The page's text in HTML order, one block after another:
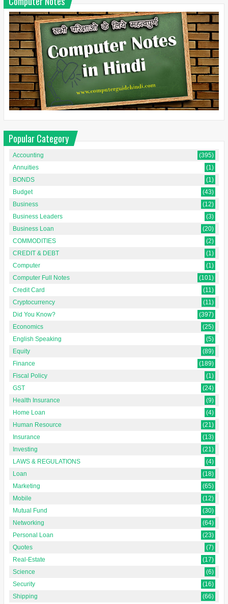
Popular Category
Accounting
(395)
Annuities
(1)
BONDS
(1)
Budget
(43)
Business
(12)
Business Leaders
(3)
Business Loan
(20)
COMMODITIES
(2)
CREDIT & DEBT
(1)
Computer
(1)
Computer Full Notes
(101)
Credit Card
(11)
Cryptocurrency
(11)
Did You Know?
(397)
Economics
(25)
English Speaking
(5)
Equity
(89)
Finance
(189)
Fiscal Policy
(1)
GST
(24)
Health Insurance
(9)
Home Loan
(4)
Human Resource
(21)
Insurance
(13)
Investing
(21)
LAWS & REGULATIONS
(4)
Loan
(18)
Marketing
(65)
Mobile
(12)
Mutual Fund
(30)
Networking
(64)
Personal Loan
(23)
Quotes
(7)
Real-Estate
(17)
Science
(6)
Security
(16)
Shipping
(66)